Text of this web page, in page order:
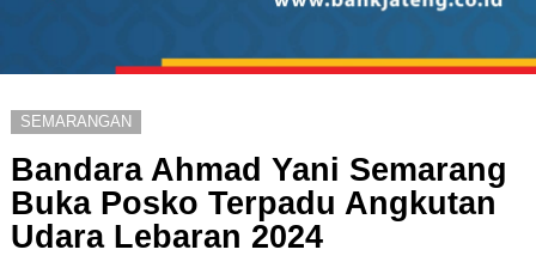
SEMARANGAN
Bandara Ahmad Yani Semarang
Buka Posko Terpadu Angkutan
Udara Lebaran 2024